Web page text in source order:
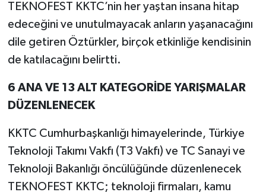
TEKNOFEST KKTC’nin her yaştan insana hitap
edeceğini ve unutulmayacak anların yaşanacağını
dile getiren Öztürkler, birçok etkinliğe kendisinin
de katılacağını belirtti.
6 ANA VE 13 ALT KATEGORİDE YARIŞMALAR
DÜZENLENECEK
KKTC Cumhurbaşkanlığı himayelerinde, Türkiye
Teknoloji Takımı Vakfı (T3 Vakfı) ve TC Sanayi ve
Teknoloji Bakanlığı öncülüğünde düzenlenecek
TEKNOFEST KKTC; teknoloji firmaları, kamu